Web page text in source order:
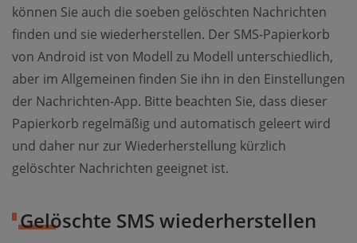
können Sie auch die soeben gelöschten Nachrichten
finden und sie wiederherstellen. Der SMS-Papierkorb
von Android ist von Modell zu Modell unterschiedlich,
aber im Allgemeinen finden Sie ihn in den Einstellungen
der Nachrichten-App. Bitte beachten Sie, dass dieser
Papierkorb regelmäßig und automatisch geleert wird
und daher nur zur Wiederherstellung kürzlich
gelöschter Nachrichten geeignet ist.
Gelöschte SMS wiederherstellen